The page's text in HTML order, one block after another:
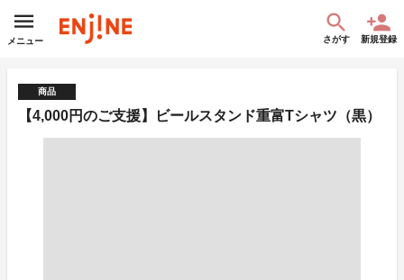
メニュー さがす 新規登録
商品
【4,000円のご支援】ビールスタンド重富Tシャツ（黒）